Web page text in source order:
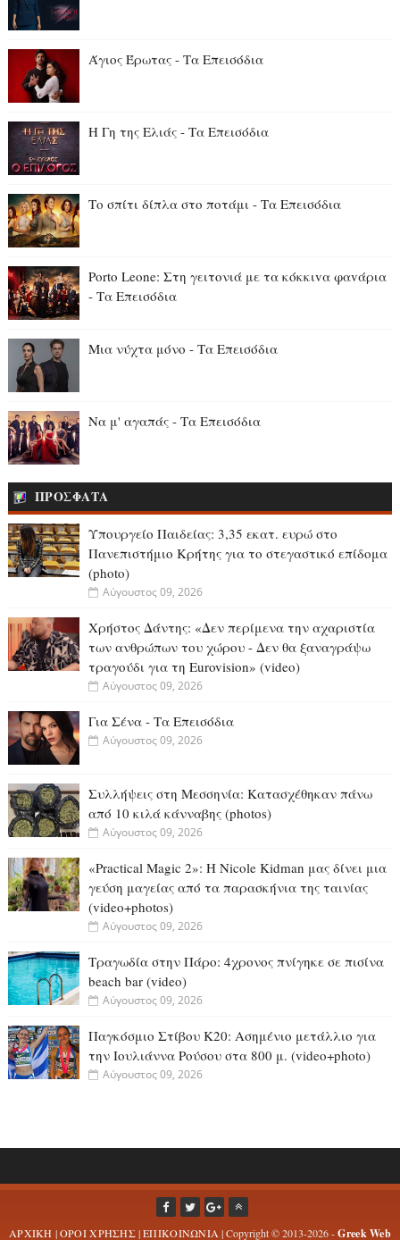
Άγιος Έρωτας - Τα Επεισόδια
Η Γη της Ελιάς - Τα Επεισόδια
Το σπίτι δίπλα στο ποτάμι - Τα Επεισόδια
Porto Leone: Στη γειτονιά με τα κόκκιvα φαvάρια
- Τα Επεισόδια
Μια νύχτα μόνο - Τα Επεισόδια
Να μ' αγαπάς - Τα Επεισόδια
ΠΡΟΣΦΑΤΑ
Υπουργείο Παιδείας: 3,35 εκατ. ευρώ στο
Πανεπιστήμιο Κρήτης για το στεγαστικό επίδομα
(photo)
Αύγουστος 09, 2026
Χρήστος Δάντης: «Δεν περίμενα την αχαριστία
των ανθρώπων του χώρου - Δεν θα ξαναγράψω
τραγούδι για τη Eurovision» (video)
Αύγουστος 09, 2026
Για Σένα - Τα Επεισόδια
Αύγουστος 09, 2026
Συλλήψεις στη Μεσσηνία: Κατασχέθηκαν πάνω
από 10 κιλά κάνναβης (photos)
Αύγουστος 09, 2026
«Practical Magic 2»: Η Nicole Kidman μας δίνει μια
γεύση μαγείας από τα παρασκήνια της ταινίας
(video+photos)
Αύγουστος 09, 2026
Τραγωδία στην Πάρο: 4χρονος πνίγηκε σε πισίνα
beach bar (video)
Αύγουστος 09, 2026
Παγκόσμιο Στίβου Κ20: Ασημένιο μετάλλιο για
την Ιουλιάννα Ρούσου στα 800 μ. (video+photo)
Αύγουστος 09, 2026
ΑΡΧΙΚΗ |ΟΡΟΙ ΧΡΗΣΗΣ|ΕΠΙΚΟΙΝΩΝΙΑ | Copyright © 2013-2026 -Greek Web